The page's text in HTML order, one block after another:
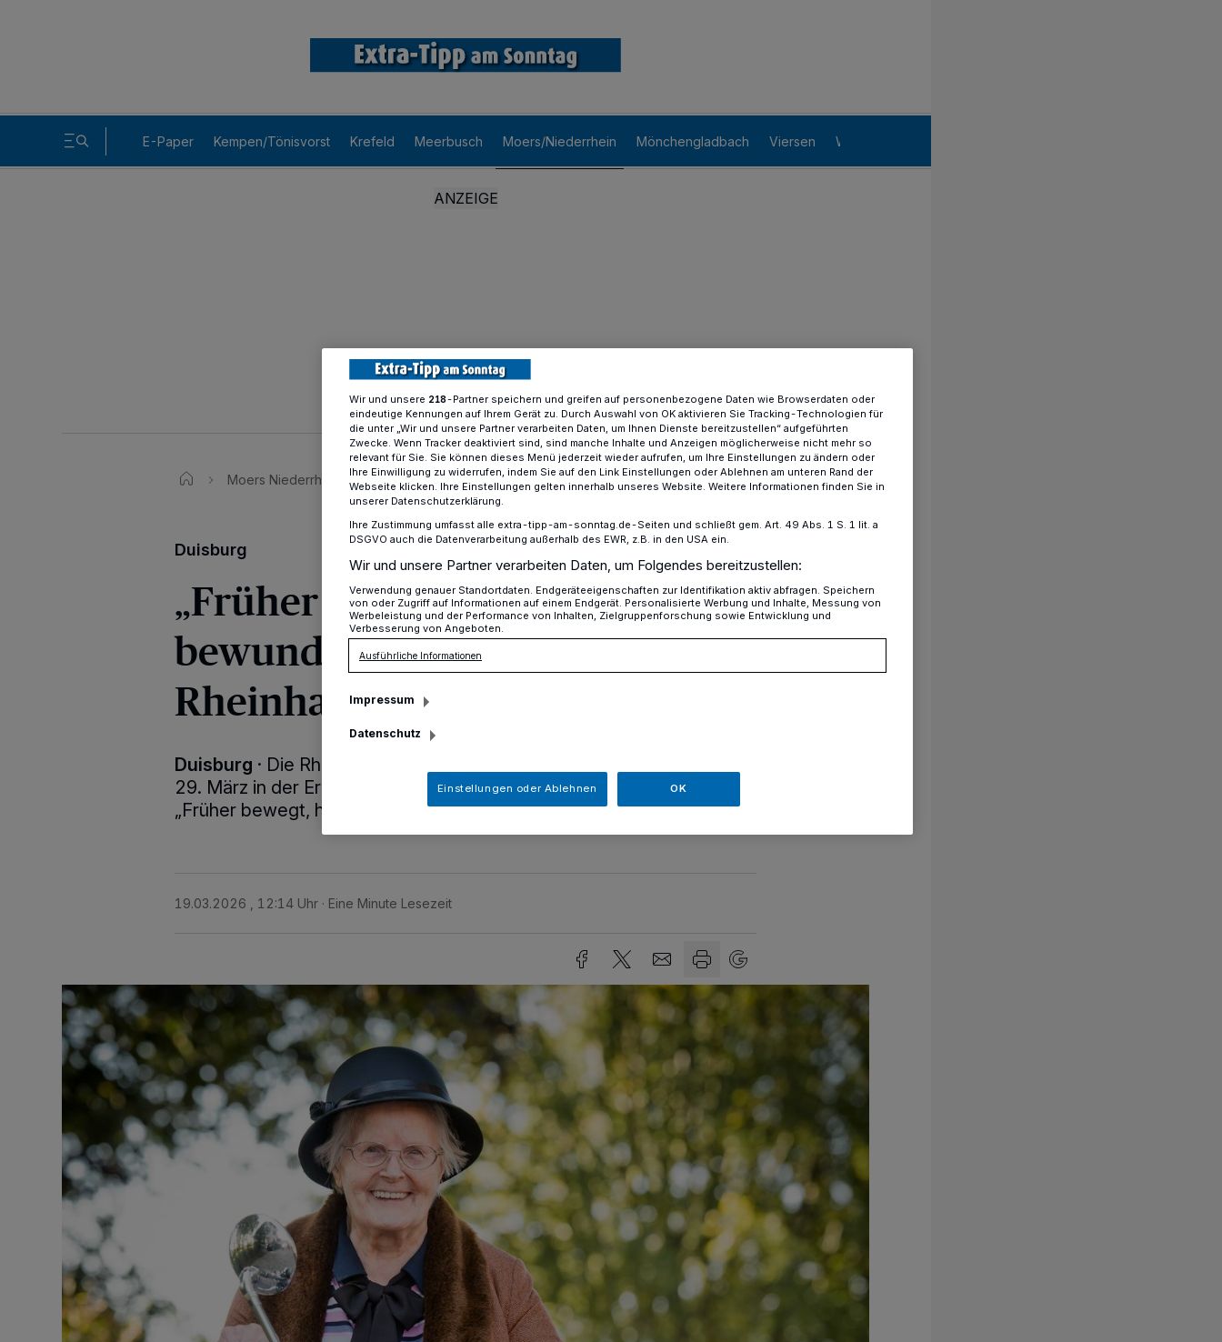
E-Paper Kempen/Tönisvorst Krefeld Meerbusch Moers/Niederrhein Mönchengladbach Viersen Willich
Moers Niederrhein „Früher bewegt, heute bewundert“ - Vernissage in Rheinhausen
Duisburg
„Früher bewegt, heute
bewundert“ - Vernissage in
Rheinhausen
Duisburg · Die Rheinhauser Ev. Emmauskirchengemeinde eröffnet am
29. März in der Erlöserkirche, Beethovenstraße 18, die Ausstellung
„Früher bewegt, heute bewundert“.
19.03.2026 , 12:14 Uhr Eine Minute Lesezeit
Wir und unsere 218-Partner speichern und greifen auf personenbezogene Daten wie Browserdaten oder
eindeutige Kennungen auf Ihrem Gerät zu. Durch Auswahl von OK aktivieren Sie Tracking-Technologien für
die unter „Wir und unsere Partner verarbeiten Daten, um Ihnen Dienste bereitzustellen“ aufgeführten
Zwecke. Wenn Tracker deaktiviert sind, sind manche Inhalte und Anzeigen möglicherweise nicht mehr so
relevant für Sie. Sie können dieses Menü jederzeit wieder aufrufen, um Ihre Einstellungen zu ändern oder
Ihre Einwilligung zu widerrufen, indem Sie auf den Link Einstellungen oder Ablehnen am unteren Rand der
Webseite klicken. Ihre Einstellungen gelten innerhalb unseres Website. Weitere Informationen finden Sie in
unserer Datenschutzerklärung.
Ihre Zustimmung umfasst alle extra-tipp-am-sonntag.de-Seiten und schließt gem. Art. 49 Abs. 1 S. 1 lit. a
DSGVO auch die Datenverarbeitung außerhalb des EWR, z.B. in den USA ein.
Wir und unsere Partner verarbeiten Daten, um Folgendes bereitzustellen:
Verwendung genauer Standortdaten. Endgeräteeigenschaften zur Identifikation aktiv abfragen. Speichern
von oder Zugriff auf Informationen auf einem Endgerät. Personalisierte Werbung und Inhalte, Messung von
Werbeleistung und der Performance von Inhalten, Zielgruppenforschung sowie Entwicklung und
Verbesserung von Angeboten.
Ausführliche Informationen
Impressum
Datenschutz
Einstellungen oder Ablehnen OK